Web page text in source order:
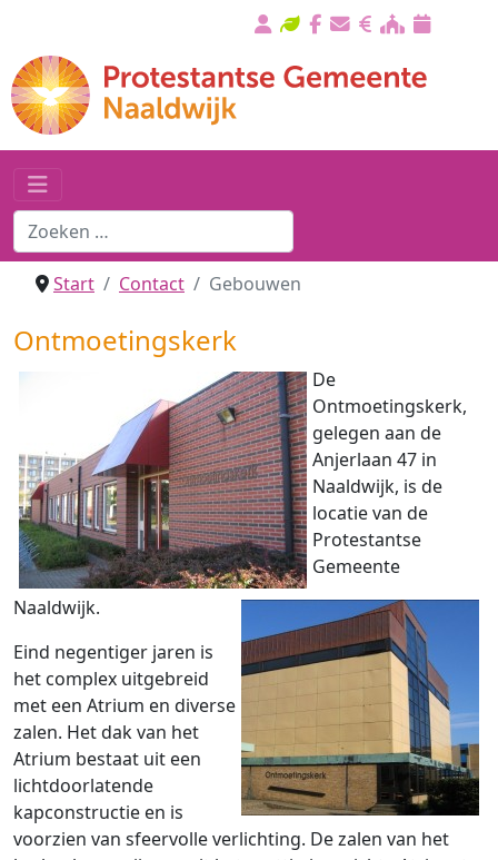
Start Contact Gebouwen
Ontmoetingskerk
De
Ontmoetingskerk,
gelegen aan de
Anjerlaan 47 in
Naaldwijk, is de
locatie van de
Protestantse
Gemeente
Naaldwijk.
Eind negentiger jaren is
het complex uitgebreid
met een Atrium en diverse
zalen. Het dak van het
Atrium bestaat uit een
lichtdoorlatende
kapconstructie en is
voorzien van sfeervolle verlichting. De zalen van het